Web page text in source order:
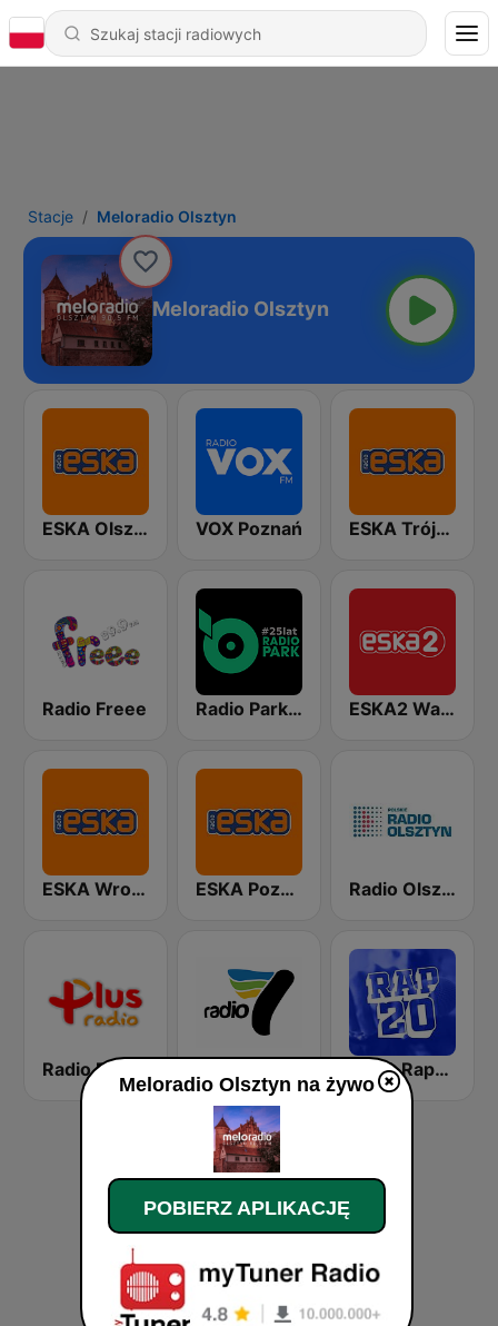
Stacje Meloradio Olsztyn
Meloradio Olsztyn
ESKA Olsztyn VOX Poznań ESKA Trójmiasto
Radio Freee Radio Park FM 93.9 ESKA2 Warszawa
ESKA Wrocław ESKA Poznań Radio Olsztyn
ESKA Rap20
Meloradio Olsztyn na żywo
POBIERZ APLIKACJĘ